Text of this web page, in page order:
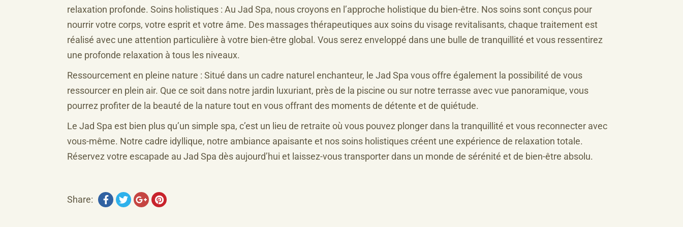
relaxation profonde. Soins holistiques : Au Jad Spa, nous croyons en l’approche holistique du bien-être. Nos soins sont conçus pour
nourrir votre corps, votre esprit et votre âme. Des massages thérapeutiques aux soins du visage revitalisants, chaque traitement est
réalisé avec une attention particulière à votre bien-être global. Vous serez enveloppé dans une bulle de tranquillité et vous ressentirez
une profonde relaxation à tous les niveaux.
Ressourcement en pleine nature : Situé dans un cadre naturel enchanteur, le Jad Spa vous offre également la possibilité de vous
ressourcer en plein air. Que ce soit dans notre jardin luxuriant, près de la piscine ou sur notre terrasse avec vue panoramique, vous
pourrez profiter de la beauté de la nature tout en vous offrant des moments de détente et de quiétude.
Le Jad Spa est bien plus qu’un simple spa, c’est un lieu de retraite où vous pouvez plonger dans la tranquillité et vous reconnecter avec
vous-même. Notre cadre idyllique, notre ambiance apaisante et nos soins holistiques créent une expérience de relaxation totale.
Réservez votre escapade au Jad Spa dès aujourd’hui et laissez-vous transporter dans un monde de sérénité et de bien-être absolu.
Share: